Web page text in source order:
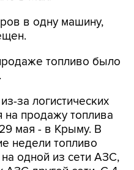
в одну машину,
топливо было
за логистических
на продажу топлива
мая - в Крыму. В
недели топливо
одной из сети АЗС,